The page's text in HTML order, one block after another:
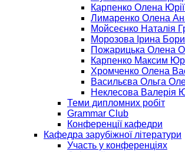
Карпенко Олена
Лимаренко Олена
Мойсеєнко Наталія
Морозова Ірина
Пожарицька Олена
Карпенко Максим
Хромченко Олена
Васильєва Ольга
Неклесова Валерія
Теми дипломних робіт
Grammar Club
Конференції кафедри
Кафедра зарубіжної літератури
Участь у конференціях